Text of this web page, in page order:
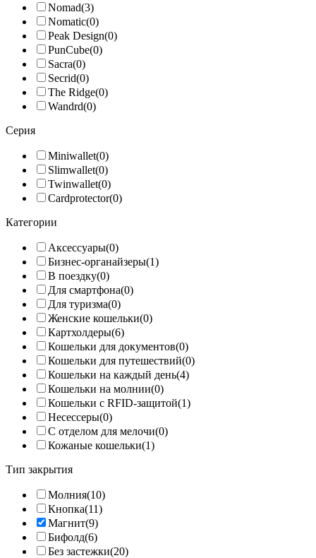
Nomad(3)
Nomatic(0)
Peak Design(0)
PunCube(0)
Sacra(0)
Secrid(0)
The Ridge(0)
Wandrd(0)
Серия
Miniwallet(0)
Slimwallet(0)
Twinwallet(0)
Cardprotector(0)
Категории
Аксессуары(0)
Бизнес-органайзеры(1)
В поездку(0)
Для смартфона(0)
Для туризма(0)
Женские кошельки(0)
Картхолдеры(6)
Кошельки для документов(0)
Кошельки для путешествий(0)
Кошельки на каждый день(4)
Кошельки на молнии(0)
Кошельки с RFID-защитой(1)
Несессеры(0)
С отделом для мелочи(0)
Кожаные кошельки(1)
Тип закрытия
Молния(10)
Кнопка(11)
Магнит(9)
Бифолд(6)
Без застежки(20)